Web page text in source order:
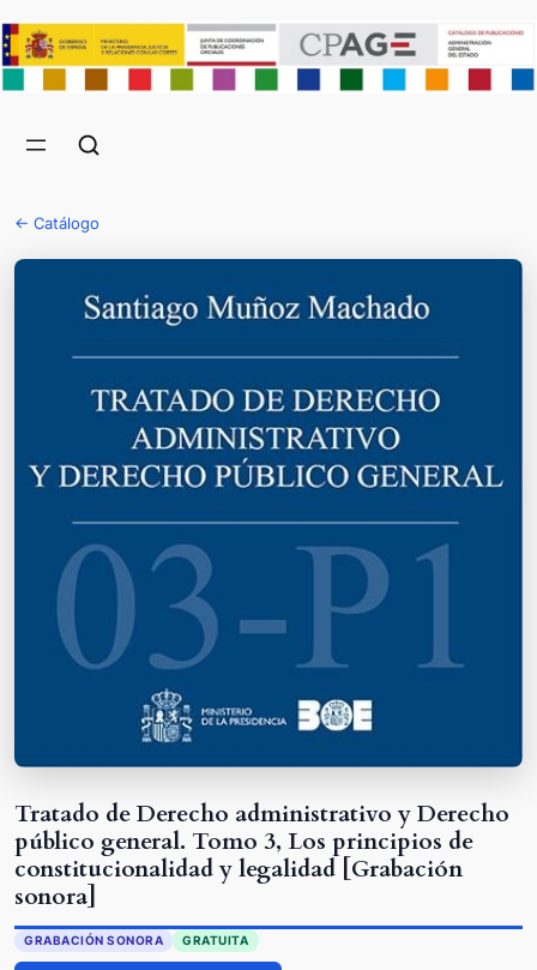
← Catálogo
Tratado de Derecho administrativo y Derecho
público general. Tomo 3, Los principios de
constitucionalidad y legalidad [Grabación
sonora]
GRABACIÓN SONORA GRATUITA